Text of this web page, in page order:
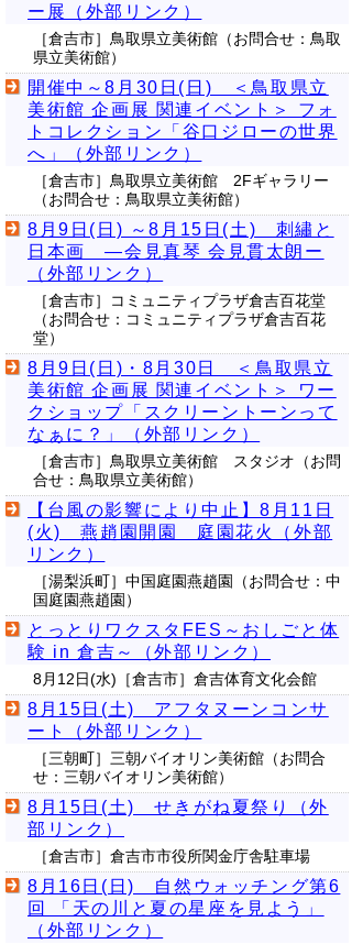
ー展（外部リンク）
［倉吉市］鳥取県立美術館（お問合せ：鳥取
県立美術館）
開催中～8月30日(日) ＜鳥取県立
美術館 企画展 関連イベント＞ フォ
トコレクション「谷口ジローの世界
へ」（外部リンク）
［倉吉市］鳥取県立美術館 2Fギャラリー
（お問合せ：鳥取県立美術館）
8月9日(日) ～8月15日(土) 刺繡と
日本画 ―会見真琴 会見貫太朗ー
（外部リンク）
［倉吉市］コミュニティプラザ倉吉百花堂
（お問合せ：コミュニティプラザ倉吉百花
堂）
8月9日(日)・8月30日 ＜鳥取県立
美術館 企画展 関連イベント＞ ワー
クショップ「スクリーントーンって
なぁに？」（外部リンク）
［倉吉市］鳥取県立美術館 スタジオ（お問
合せ：鳥取県立美術館）
【台風の影響により中止】8月11日
(火) 燕趙園開園 庭園花火（外部
リンク）
［湯梨浜町］中国庭園燕趙園（お問合せ：中
国庭園燕趙園）
とっとりワクスタFES～おしごと体
験 in 倉吉～（外部リンク）
8月12日(水)［倉吉市］倉吉体育文化会館
8月15日(土) アフタヌーンコンサ
ート（外部リンク）
［三朝町］三朝バイオリン美術館（お問合
せ：三朝バイオリン美術館）
8月15日(土) せきがね夏祭り（外
部リンク）
［倉吉市］倉吉市市役所関金庁舎駐車場
8月16日(日) 自然ウォッチング第6
回 「天の川と夏の星座を見よう」
（外部リンク）